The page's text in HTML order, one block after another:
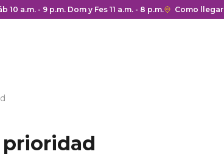
y cierre del centro comercial.
10 a.m. - 9 p.m. Dom y Fes 11 a.m. - 8 p.m.Enlace
Como llegar